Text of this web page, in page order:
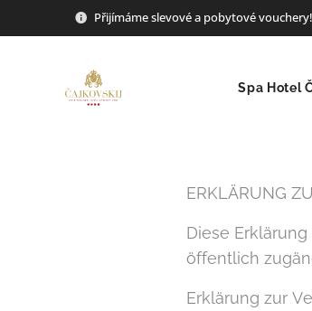
Přijímáme slevové a pobytové vouchery!
Spa Hotel
ERKLÄRUNG
Diese
öffentlich
Erklärung zur